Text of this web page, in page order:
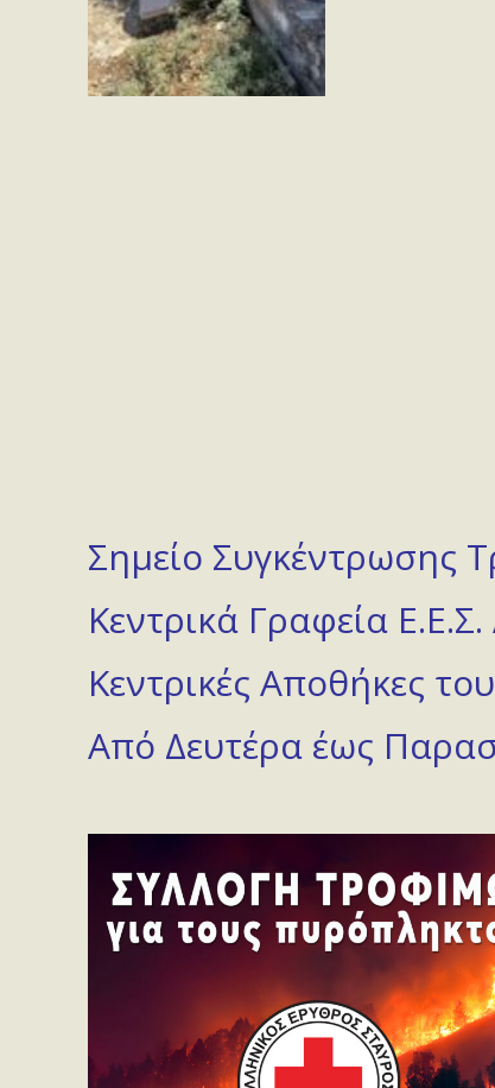
Σημείο Συγκέντρωσης
Κεντρικά Γραφεία
Κεντρικές Αποθήκες
Από Δευτέρα έως